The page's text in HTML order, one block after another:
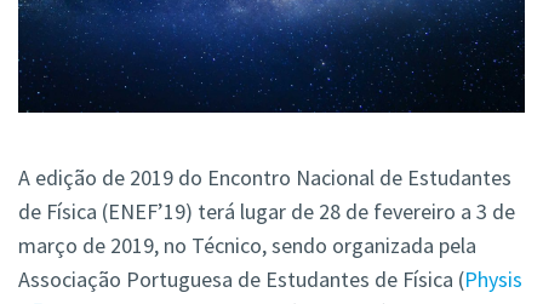
A edição de 2019 do Encontro Nacional de Estudantes
de Física (ENEF’19) terá lugar de 28 de fevereiro a 3 de
março de 2019, no Técnico, sendo organizada pela
Associação Portuguesa de Estudantes de Física (Physis